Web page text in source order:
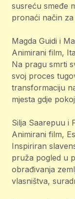
susreću smeđe
pronaći način
Magda Guidi i
Animirani film,
Na pragu smrti
svoj proces
transformaciju
mjesta gdje
Silja Saarepuu i
Animirani film,
Inspiriran
pruža pogled u
obrađivanja
vlasništva,